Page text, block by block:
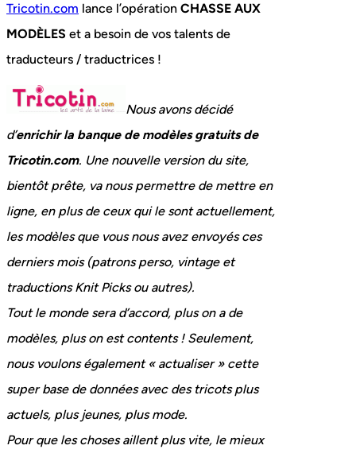
Tricotin.com lance l’opération CHASSE AUX
MODÈLES et a besoin de vos talents de
traducteurs / traductrices !
Nous avons décidé
d’enrichir la banque de modèles gratuits de
Tricotin.com. Une nouvelle version du site,
bientôt prête, va nous permettre de mettre en
ligne, en plus de ceux qui le sont actuellement,
les modèles que vous nous avez envoyés ces
derniers mois (patrons perso, vintage et
traductions Knit Picks ou autres).
Tout le monde sera d’accord, plus on a de
modèles, plus on est contents ! Seulement,
nous voulons également « actualiser » cette
super base de données avec des tricots plus
actuels, plus jeunes, plus mode.
Pour que les choses aillent plus vite, le mieux